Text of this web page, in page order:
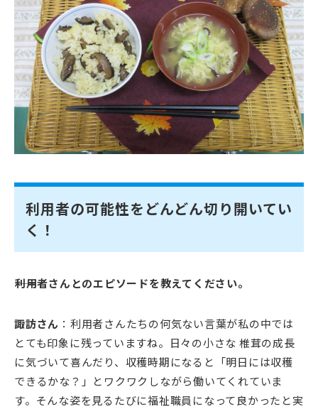
利用者の可能性をどんどん切り開いてい
く！
――利用者さんとのエピソードを教えてください。
諏訪さん ：利用者さんたちの何気ない言葉が私の中では
とても印象に残っていますね。日々の小さな 椎茸の成長
に気づいて喜んだり、収穫時期になると「明日には収穫
できるかな？」とワクワクしながら働いてくれていま
す。そんな姿を見るたびに福祉職員になって良かったと実